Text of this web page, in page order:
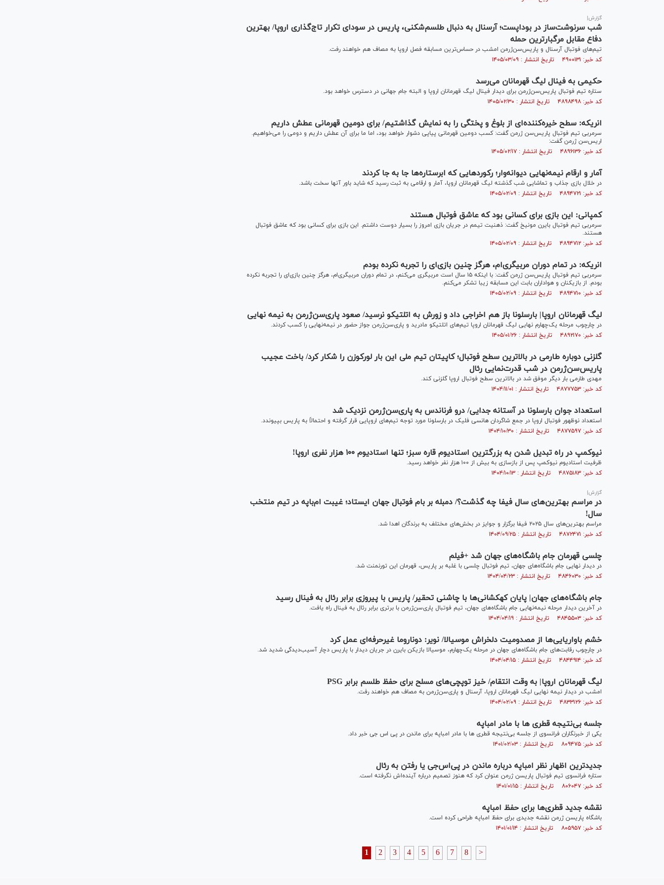
گزارش|
شب سرنوشت‌ساز در بوداپست؛ آرسنال به دنبال طلسم‌شکنی، پاریس در سودای تکرار تاج‌گذاری اروپا/ بهترین
دفاع مقابل مرگبارترین حمله
تیم‌های فوتبال آرسنال و پاریس‌سن‌ژرمن امشب در حساس‌ترین مسابقه فصل اروپا به مصاف هم خواهند رفت.
کد خبر: ۴۹۰۰۱۳۱ تاریخ انتشار : ۱۴۰۵/۰۳/۰۹
حکیمی به فینال لیگ قهرمانان می‌رسد
ستاره تیم فوتبال پاریس‌سن‌ژرمن برای دیدار فینال لیگ قهرمانان اروپا و البته جام جهانی در دسترس خواهد بود.
کد خبر: ۴۸۹۸۴۹۸ تاریخ انتشار : ۱۴۰۵/۰۲/۳۰
انریکه: سطح خیره‌کننده‌ای از بلوغ و پختگی را به نمایش گذاشتیم/ برای دومین قهرمانی عطش داریم
سرمربی تیم فوتبال پاریس‌سن ژرمن گفت: کسب دومین قهرمانی پیاپی دشوار خواهد بود، اما ما برای آن عطش داریم و دومی را می‌خواهیم.
اریس‌سن ژرمن گفت:
کد خبر: ۴۸۹۶۱۳۶ تاریخ انتشار : ۱۴۰۵/۰۲/۱۷
آمار و ارقام نیمه‌نهایی دیوانه‌وار؛ رکورد‌هایی که ابرستاره‌ها جا به جا کردند
در خلال بازی جذاب و تماشایی شب گذشته لیگ قهرمانان اروپا، آمار و ارقامی به ثبت رسید که شاید باور آنها سخت باشد.
کد خبر: ۴۸۹۴۷۲۱ تاریخ انتشار : ۱۴۰۵/۰۲/۰۹
کمپانی: این بازی برای کسانی بود که عاشق فوتبال هستند
سرمربی تیم فوتبال بایرن مونیخ گفت: ذهنیت تیمم در جریان بازی امروز را بسیار دوست داشتم. این بازی برای کسانی بود که عاشق فوتبال
هستند.
کد خبر: ۴۸۹۴۷۱۲ تاریخ انتشار : ۱۴۰۵/۰۲/۰۹
انریکه: در تمام دوران مربیگری‌ام، هرگز چنین بازی‌ای را تجربه نکرده بودم
سرمربی تیم فوتبال پاریس‌سن ژرمن گفت: با اینکه ۱۵ سال است مربیگری می‌کنم، در تمام دوران مربیگری‌ام، هرگز چنین بازی‌ای را تجربه نکرده
بودم. از بازیکنان و هواداران بابت این مسابقه زیبا تشکر می‌کنم.
کد خبر: ۴۸۹۴۷۱۰ تاریخ انتشار : ۱۴۰۵/۰۲/۰۹
لیگ قهرمانان اروپا| بارسلونا باز هم اخراجی داد و زورش به اتلتیکو نرسید/ صعود پاری‌سن‌ژرمن به نیمه نهایی
در چارچوب مرحله یک‌چهارم نهایی لیگ قهرمانان اروپا تیم‌های اتلتیکو مادرید و پاری‌سن‌ژرمن جواز حضور در نیمه‌نهایی را کسب کردند.
کد خبر: ۴۸۹۲۱۷۰ تاریخ انتشار : ۱۴۰۵/۰۱/۲۶
گلزنی دوباره طارمی در بالاترین سطح فوتبال؛ کاپیتان تیم ملی این بار لورکوزن را شکار کرد/ باخت عجیب
پاریس‌سن‌ژرمن در شب قدرت‌نمایی رئال
مهدی طارمی بار دیگر موفق شد در بالاترین سطح فوتبال اروپا گلزنی کند.
کد خبر: ۴۸۷۷۷۵۳ تاریخ انتشار : ۱۴۰۴/۱۱/۰۱
استعداد جوان بارسلونا در آستانه جدایی/ درو فرناندس به پاری‌سن‌ژرمن نزدیک شد
استعداد نوظهور فوتبال اروپا در جمع شاگردان هانسی فلیک در بارسلونا مورد توجه تیم‌های اروپایی قرار گرفته و احتمالاً به پاریس بپیوندد.
کد خبر: ۴۸۷۷۵۹۷ تاریخ انتشار : ۱۴۰۴/۱۰/۳۰
نیوکمپ در راه تبدیل شدن به بزرگترین استادیوم قاره سبز؛ تنها استادیوم ۱۰۰ هزار نفری اروپا!
ظرفیت استادیوم نیوکمپ پس از بازسازی به بیش از ۱۰۰ هزار نفر خواهد رسید.
کد خبر: ۴۸۷۵۱۸۳ تاریخ انتشار : ۱۴۰۴/۱۰/۱۳
گزارش|
در مراسم بهترین‌های سال فیفا چه گذشت؟/ دمبله بر بام فوتبال جهان ایستاد؛ غیبت‌ ام‌باپه در تیم منتخب
سال!
مراسم بهترین‌های سال ۲۰۲۵ فیفا برگزار و جوایز در بخش‌های مختلف به برندگان اهدا شد.
کد خبر: ۴۸۷۲۴۷۱ تاریخ انتشار : ۱۴۰۴/۰۹/۲۵
چلسی قهرمان جام باشگاه‌های جهان شد +فیلم
در دیدار نهایی جام باشگاه‌های جهان، تیم فوتبال چلسی با غلبه بر پاریس، قهرمان این تورنمنت شد.
کد خبر: ۴۸۴۶۰۳۰ تاریخ انتشار : ۱۴۰۴/۰۴/۲۳
جام باشگاه‌های جهان| پایان کهکشانی‌ها با چاشنی تحقیر/ پاریس با پیروزی برابر رئال به فینال رسید
در آخرین دیدار مرحله نیمه‌نهایی جام باشگاه‌های جهان، تیم فوتبال پاری‌سن‌ژرمن با برتری برابر رئال به فینال راه یافت.
کد خبر: ۴۸۴۵۵۰۳ تاریخ انتشار : ۱۴۰۴/۰۴/۱۹
خشم باواریایی‌ها از مصدومیت دلخراش موسیالا/ نویر: دوناروما غیرحرفه‌ای عمل کرد
در چارچوب رقابت‌های جام باشگاه‌های جهان در مرحله یک‌چهارم، موسیالا بازیکن بایرن در جریان دیدار با پاریس دچار آسیب‌دیدگی شدید شد.
کد خبر: ۴۸۴۴۹۱۴ تاریخ انتشار : ۱۴۰۴/۰۴/۱۵
لیگ قهرمانان اروپا| به وقت انتقام/ خیز توپچی‌های مسلح برای حفظ طلسم برابر PSG
امشب در دیدار نیمه نهایی لیگ قهرمانان اروپا، آرسنال و پاری‌سن‌ژرمن به مصاف هم خواهند رفت.
کد خبر: ۴۸۳۳۱۲۶ تاریخ انتشار : ۱۴۰۴/۰۲/۰۹
جلسه بی‌نتیجه قطری ها با مادر امباپه
یکی از خبرنگاران فرانسوی از جلسه بی‌نتیجه قطری ها با مادر امباپه برای ماندن در پی اس جی خبر داد.
کد خبر: ۸۰۹۴۷۵ تاریخ انتشار : ۱۴۰۱/۰۲/۰۳
جدیدترین اظهار نظر امباپه درباره ماندن در پی‌اس‌جی یا رفتن به رئال
ستاره فرانسوی تیم فوتبال پاریسن ژرمن عنوان کرد که هنوز تصمیم درباره آینده‌اش نگرفته است.
کد خبر: ۸۰۶۰۴۷ تاریخ انتشار : ۱۴۰۱/۰۱/۱۵
نقشه جدید قطری‌ها برای حفظ امباپه
باشگاه پاریسن ژرمن نقشه جدیدی برای حفظ امباپه طراحی کرده است.
کد خبر: ۸۰۵۹۵۷ تاریخ انتشار : ۱۴۰۱/۰۱/۱۴
1 2 3 4 5 6 7 8 >